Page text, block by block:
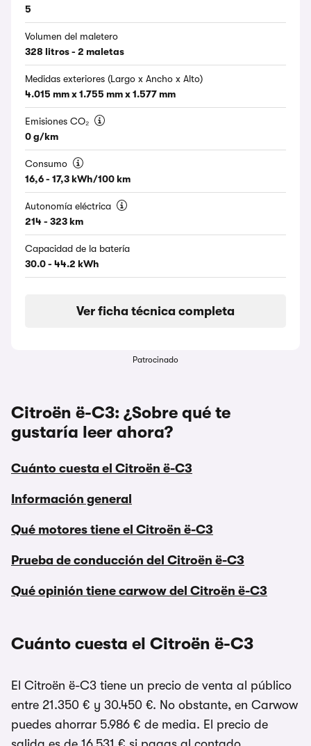
5
Volumen del maletero
328 litros - 2 maletas
Medidas exteriores (Largo x Ancho x Alto)
4.015 mm x 1.755 mm x 1.577 mm
Emisiones CO₂
0 g/km
Consumo
16,6 - 17,3 kWh/100 km
Autonomía eléctrica
214 - 323 km
Capacidad de la batería
30.0 - 44.2 kWh
Ver ficha técnica completa
Patrocinado
Citroën ë-C3: ¿Sobre qué te
gustaría leer ahora?
Cuánto cuesta el Citroën ë-C3
Información general
Qué motores tiene el Citroën ë-C3
Prueba de conducción del Citroën ë-C3
Qué opinión tiene carwow del Citroën ë-C3
Cuánto cuesta el Citroën ë-C3
El Citroën ë-C3 tiene un precio de venta al público
entre 21.350 € y 30.450 €. No obstante, en Carwow
puedes ahorrar 5.986 € de media. El precio de